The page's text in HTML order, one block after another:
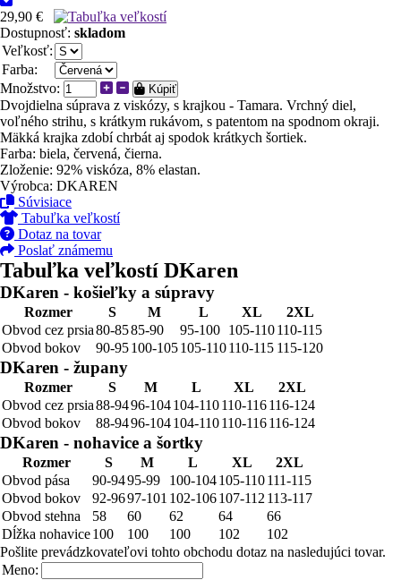
29,90 €
Dostupnosť: skladom
Veľkosť:
Farba:
Množstvo:
Kúpiť
Dvojdielna súprava z viskózy, s krajkou - Tamara. Vrchný diel,
voľného strihu, s krátkym rukávom, s patentom na spodnom okraji.
Mäkká krajka zdobí chrbát aj spodok krátkych šortiek.
Farba: biela, červená, čierna.
Zloženie: 92% viskóza, 8% elastan.
Výrobca: DKAREN
Súvisiace
Tabuľka veľkostí
Dotaz na tovar
Poslať známemu
Tabuľka veľkostí DKaren
DKaren - košieľky a súpravy
Rozmer S M L XL
2XL
Obvod cez prsia80-8585-90 95-100 105-110110-115
Obvod bokov
90-95100-105105-110110-115 115-120
DKaren - župany
Rozmer S M L XL
2XL
Obvod cez prsia88-9496-104104-110110-116116-124
Obvod bokov
88-9496-104104-110110-116116-124
DKaren - nohavice a šortky
Rozmer S M L XL
2XL
Obvod pása
90-9495-99 100-104105-110111-115
Obvod bokov
92-9697-101 102-106107-112 113-117
Obvod stehna
58 60 62 64
66
Dĺžka nohavice100 100 100 102
102
Pošlite prevádzkovateľovi tohto obchodu dotaz na nasledujúci tovar.
Meno: